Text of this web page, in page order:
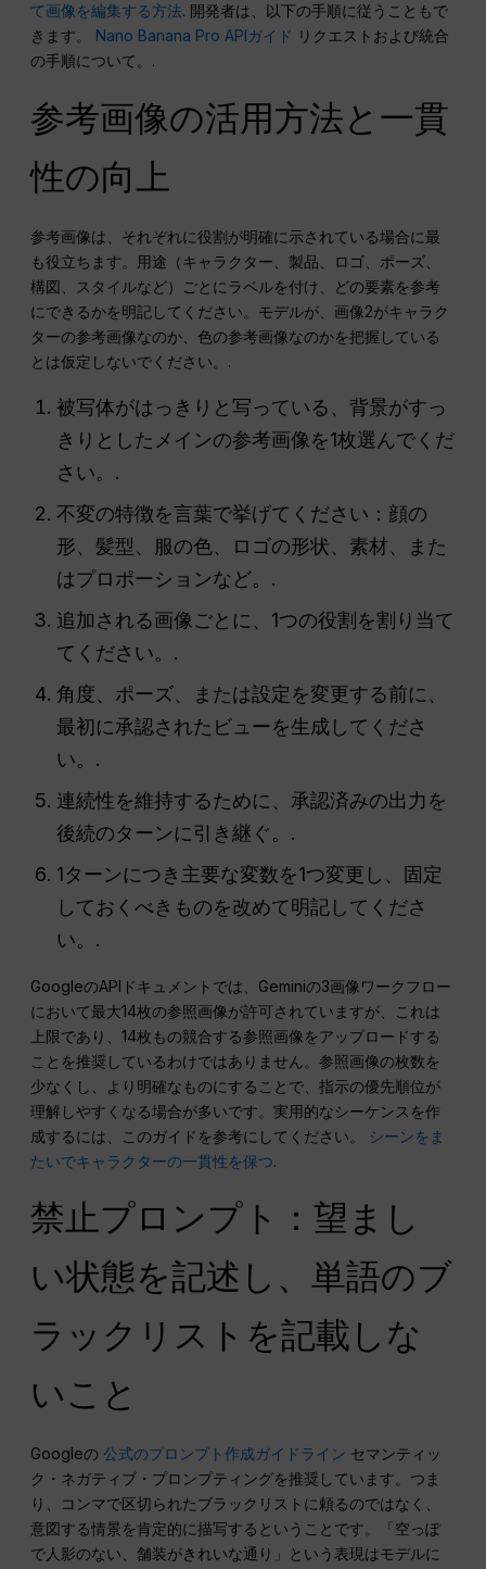
て画像を編集する方法. 開発者は、以下の手順に従うこともで
きます。 Nano Banana Pro APIガイド リクエストおよび統合
の手順について。.
参考画像の活用方法と一貫
性の向上
参考画像は、それぞれに役割が明確に示されている場合に最
も役立ちます。用途（キャラクター、製品、ロゴ、ポーズ、
構図、スタイルなど）ごとにラベルを付け、どの要素を参考
にできるかを明記してください。モデルが、画像2がキャラク
ターの参考画像なのか、色の参考画像なのかを把握している
とは仮定しないでください。.
被写体がはっきりと写っている、背景がすっ
きりとしたメインの参考画像を1枚選んでくだ
さい。.
不変の特徴を言葉で挙げてください：顔の
形、髪型、服の色、ロゴの形状、素材、また
はプロポーションなど。.
追加される画像ごとに、1つの役割を割り当て
てください。.
角度、ポーズ、または設定を変更する前に、
最初に承認されたビューを生成してくださ
い。.
連続性を維持するために、承認済みの出力を
後続のターンに引き継ぐ。.
1ターンにつき主要な変数を1つ変更し、固定
しておくべきものを改めて明記してくださ
い。.
GoogleのAPIドキュメントでは、Geminiの3画像ワークフロー
において最大14枚の参照画像が許可されていますが、これは
上限であり、14枚もの競合する参照画像をアップロードする
ことを推奨しているわけではありません。参照画像の枚数を
少なくし、より明確なものにすることで、指示の優先順位が
理解しやすくなる場合が多いです。実用的なシーケンスを作
成するには、このガイドを参考にしてください。 シーンをま
たいでキャラクターの一貫性を保つ.
禁止プロンプト：望まし
い状態を記述し、単語のブ
ラックリストを記載しな
いこと
Googleの公式のプロンプト作成ガイドライン セマンティッ
ク・ネガティブ・プロンプティングを推奨しています。つま
り、コンマで区切られたブラックリストに頼るのではなく、
意図する情景を肯定的に描写するということです。「空っぽ
で人影のない、舗装がきれいな通り」という表現はモデルに